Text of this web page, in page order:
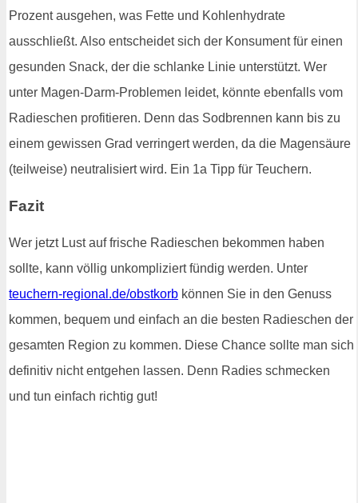
Prozent ausgehen, was Fette und Kohlenhydrate
ausschließt. Also entscheidet sich der Konsument für einen
gesunden Snack, der die schlanke Linie unterstützt. Wer
unter Magen-Darm-Problemen leidet, könnte ebenfalls vom
Radieschen profitieren. Denn das Sodbrennen kann bis zu
einem gewissen Grad verringert werden, da die Magensäure
(teilweise) neutralisiert wird. Ein 1a Tipp für Teuchern.
Fazit
Wer jetzt Lust auf frische Radieschen bekommen haben
sollte, kann völlig unkompliziert fündig werden. Unter
teuchern-regional.de/obstkorb können Sie in den Genuss
kommen, bequem und einfach an die besten Radieschen der
gesamten Region zu kommen. Diese Chance sollte man sich
definitiv nicht entgehen lassen. Denn Radies schmecken
und tun einfach richtig gut!